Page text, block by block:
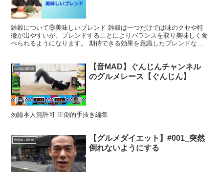
雑穀について⑨美味しいブレンド 雑穀は一つだけでは味のクセや特
徴が出やすいが、ブレンドすることによりバランスを取り美味しく食
べられるようになります。 期待できる効果を意識したブレンドなど
Education
【音MAD】ぐんじんチャンネル
のグルメレース【ぐんじん】
勿論本人無許可 圧倒的手抜き編集
Education
【グルメダイエット】#001_突然
倒れないようにする